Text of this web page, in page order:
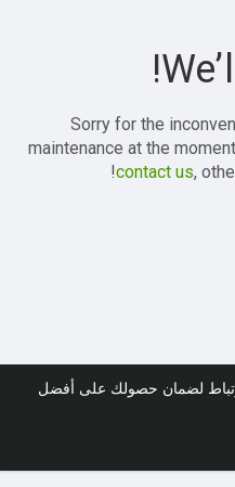
لضمان حصولك على أفضل
Sorry for the
maintenance at the
contact us,